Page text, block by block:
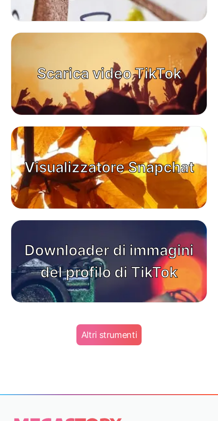
Scarica video TikTok
Visualizzatore Snapchat
Downloader di immagini
del profilo di TikTok
Altri strumenti